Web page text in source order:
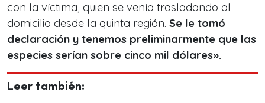
con la víctima, quien se venía trasladando al
domicilio desde la quinta región. Se le tomó
declaración y tenemos preliminarmente que las
especies serían sobre cinco mil dólares».
Leer también: